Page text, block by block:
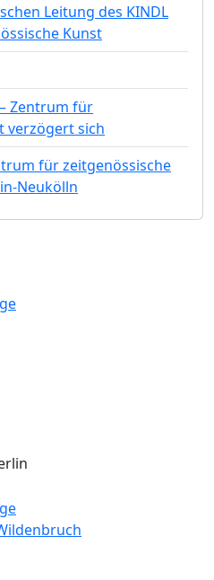
Leitung des KINDL
Kunst
Zentrum für
verzögert sich
für zeitgenössische
Neukölln